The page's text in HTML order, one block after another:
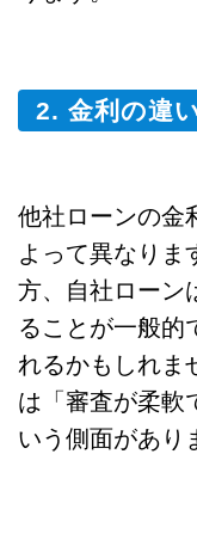
2. 金利の違
他社ローンの金
よって異なりま
方、自社ローン
ることが一般的
れるかもしれま
は「審査が柔軟
いう側面があり